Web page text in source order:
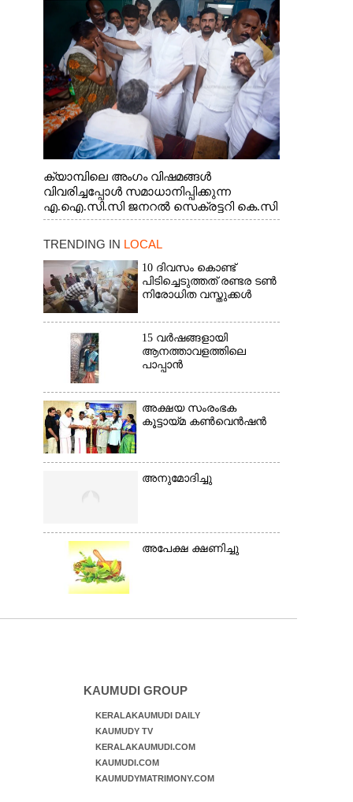
ജനറൽ സെക്രട്ടറി കെ.സി
വേണുഗോപാൽ എം.പി കുരുന്നിനെ
എടുത്ത് ലാളിച്ചപ്പോൾ. സഹകരണ-
എക്സൈസ് വകുപ്പ് മന്ത്രി എം. ലിജു,
കൃഷിവകുപ്പ് മന്ത്രി ടി. സിദ്ദിഖ്, റെജി
ചെറിയാൻ എം. എൽ. എ എന്നിവർ സമീപം
ക്യാമ്പിലെ അംഗം വിഷമങ്ങൾ
വിവരിച്ചപ്പോൾ സമാധാനിപ്പിക്കുന്ന
എ.ഐ.സി.സി ജനറൽ സെക്രട്ടറി കെ.സി
വേണുഗോപാൽ എം.പി. സഹകരണ-
എന്നിവർ
TRENDING IN LOCAL
10 ദിവസം കൊണ്ട്
പിടിച്ചെടുത്തത് രണ്ടര ടൺ
നിരോധിത വസ്തുക്കൾ
15 വർഷങ്ങളായി
ആനത്താവളത്തിലെ
പാപ്പാൻ
അക്ഷയ സംരംഭക
കൂട്ടായ്മ കൺവെൻഷൻ
അനുമോദിച്ചു
അപേക്ഷ ക്ഷണിച്ചു
KAUMUDI GROUP
KERALAKAUMUDI DAILY
KAUMUDY TV
KERALAKAUMUDI.COM
KAUMUDI.COM
KAUMUDYMATRIMONY.COM